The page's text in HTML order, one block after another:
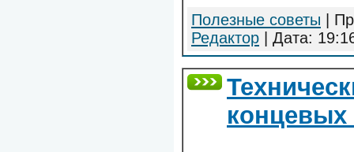
Полезные советы |
Редактор | Дата: